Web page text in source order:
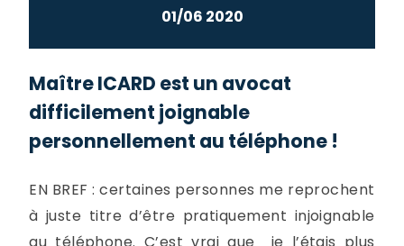
01/06 2020
Maître ICARD est un avocat
difficilement joignable
personnellement au téléphone !
EN BREF : certaines personnes me reprochent
à juste titre d’être pratiquement injoignable
au téléphone. C’est vrai que je l’étais plus